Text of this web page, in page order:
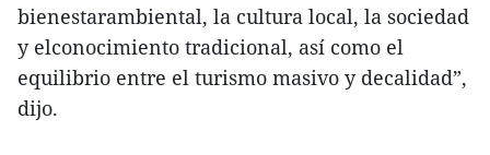
bienestarambiental, la cultura local, la sociedad
y elconocimiento tradicional, así como el
equilibrio entre el turismo masivo y decalidad”,
dijo.